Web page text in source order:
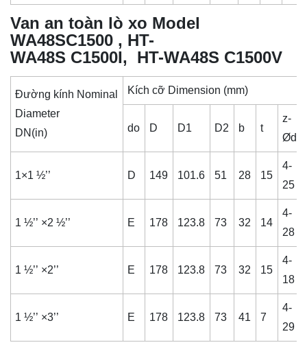
Van an toàn lò xo Model
WA48SC1500 , HT-
WA48S C1500I, HT-WA48S C1500V
Đường kính Nominal
Diameter
DN(in)
Kích cỡ Dimension (mm)
do D D1 D2 b t
z-
Ød
1×1 ½’’ D 149 101.6 51 28 15
4-
25
1 ½’’ ×2 ½’’ E 178 123.8 73 32 14
4-
28
1 ½’’ ×2’’ E 178 123.8 73 32 15
4-
18
1 ½’’ ×3’’ E 178 123.8 73 41 7
4-
29